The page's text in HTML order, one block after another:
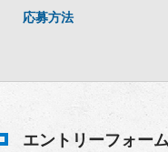
応募方法
エントリーフォー